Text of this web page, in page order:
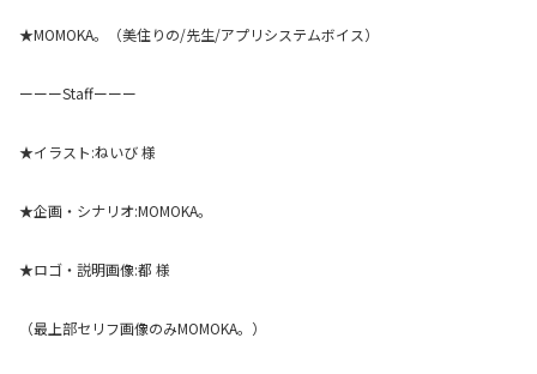
★MOMOKA。（美住りの/先生/アプリシステムボイス）
ーーーStaffーーー
★イラスト:ねいび 様
★企画・シナリオ:MOMOKA。
★ロゴ・説明画像:都 様
（最上部セリフ画像のみMOMOKA。）